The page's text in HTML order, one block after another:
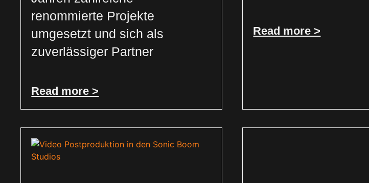
renommierte Projekte
umgesetzt und sich als
zuverlässiger Partner
Read more >
Read more >